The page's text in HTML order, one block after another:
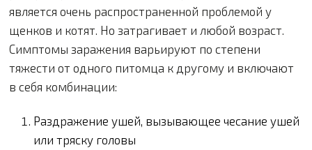
является очень распространенной проблемой у
щенков и котят. Но затрагивает и любой возраст.
Симптомы заражения варьируют по степени
тяжести от одного питомца к другому и включают
в себя комбинации:
Раздражение ушей, вызывающее чесание ушей
или тряску головы